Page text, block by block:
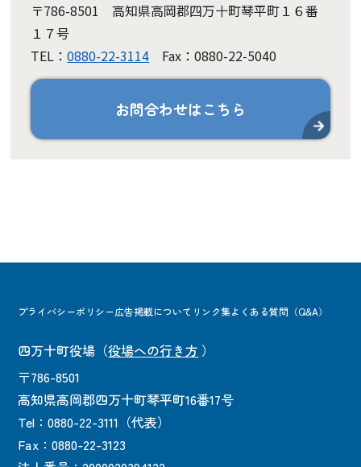
〒786-8501 高知県高岡郡四万十町琴平町１６番
１７号
TEL：0880-22-3114 Fax：0880-22-5040
お問合わせはこちら
プライバシーポリシー広告掲載について リンク集よくある質問（Q&A）
四万十町役場 （役場への行き方 ）
〒786-8501
高知県高岡郡四万十町琴平町16番17号
Tel：0880-22-3111（代表）
Fax：0880-22-3123